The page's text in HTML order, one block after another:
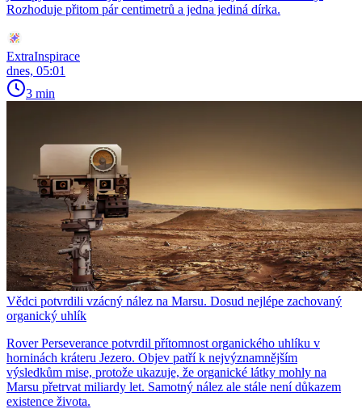
Rozhoduje přitom pár centimetrů a jedna jediná dírka.
ExtraInspirace
dnes, 05:01
3 min
Vědci potvrdili vzácný nález na Marsu. Dosud nejlépe zachovaný
organický uhlík
Rover Perseverance potvrdil přítomnost organického uhlíku v
horninách kráteru Jezero. Objev patří k nejvýznamnějším
výsledkům mise, protože ukazuje, že organické látky mohly na
Marsu přetrvat miliardy let. Samotný nález ale stále není důkazem
existence života.